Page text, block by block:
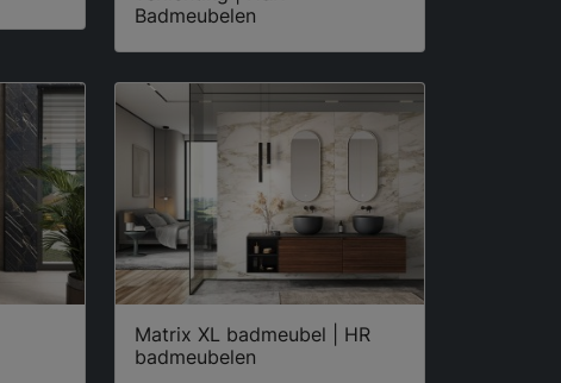
Badmeubelen
Matrix XL badmeubel | HR
badmeubelen